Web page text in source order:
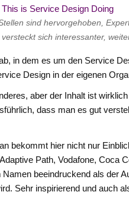
sind hervorgehoben,
sich interessanter,
in dem es um den Service
Design in der eigenen
aber der Inhalt ist
dass man es gut
bekommt hier nicht nur
Path, Vodafone, Coca
beeindruckend als der
Sehr inspirierend und auch